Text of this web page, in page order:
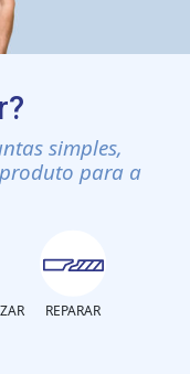
simples,
para a
REPARAR